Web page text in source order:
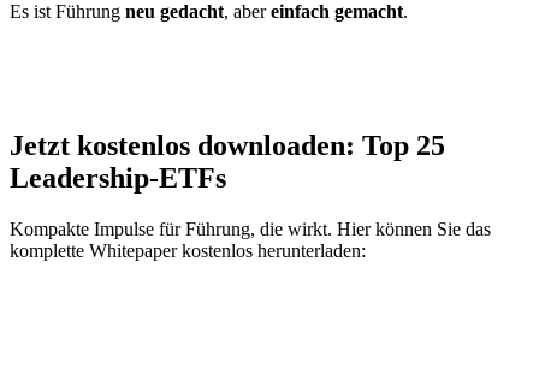
Es ist Führung neu gedacht, abereinfach gemacht.
Jetzt kostenlos downloaden: Top 25
Leadership-ETFs
Kompakte Impulse für Führung, die wirkt. Hier können Sie das
komplette Whitepaper kostenlos herunterladen: